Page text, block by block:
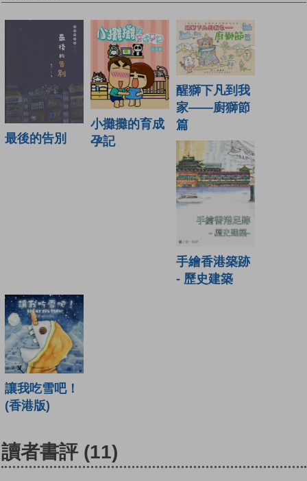
最後的告別
小攤攤的育成
孕記
醒獅下凡到我
家——廚獅節
篇
手繪香港築跡
- 歷史建築
讓我吃雪吧！
(香港版)
讀者書評 (11)